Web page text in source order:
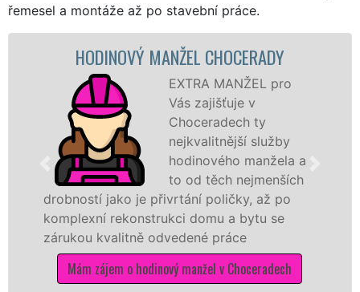
řemesel a montáže až po stavební práce.
HODINOVÝ MANŽEL CHOCERADY
EXTRA MANŽEL pro
Vás zajišťuje v
Choceradech ty
nejkvalitnější služby
hodinového manžela a
to od těch nejmenších
drobností jako je přivrtání poličky, až po
komplexní rekonstrukci domu a bytu se
zárukou kvalitně odvedené práce
Mám zájem o hodinový manžel v Choceradech